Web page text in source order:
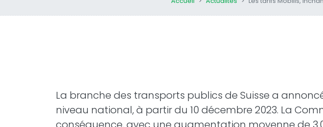
La branche des transports publics de Suisse a
niveau national, à partir du 10 décembre 2023. La